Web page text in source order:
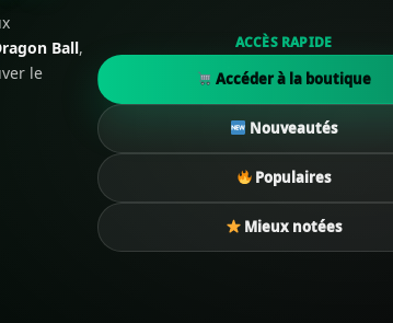
Ball,
le
ACCÈS RAPIDE
Accéder à la boutique
Nouveautés
Populaires
Mieux notées